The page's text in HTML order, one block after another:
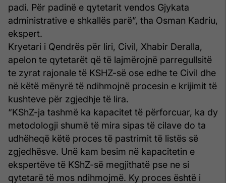
padi. Për padinë e qytetarit vendos Gjykata
administrative e shkallës parë”, tha Osman Kadriu,
ekspert.
Kryetari i Qendrës për liri, Civil, Xhabir Deralla,
apelon te qytetarët që të lajmërojnë parregullsitë
te zyrat rajonale të KSHZ-së ose edhe te Civil dhe
në këtë mënyrë të ndihmojnë procesin e krijimit të
kushteve për zgjedhje të lira.
“KShZ-ja tashmë ka kapacitet të përforcuar, ka dy
metodologji shumë të mira sipas të cilave do ta
udhëheqë këtë proces të pastrimit të listës së
zgjedhësve. Unë kam besim në kapacitetin e
ekspertëve të KShZ-së megjithatë pse ne si
qytetarë të mos ndihmojmë. Ky proces është i